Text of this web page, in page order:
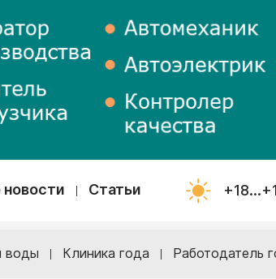
Статьи
воды Клиника года Работодатель